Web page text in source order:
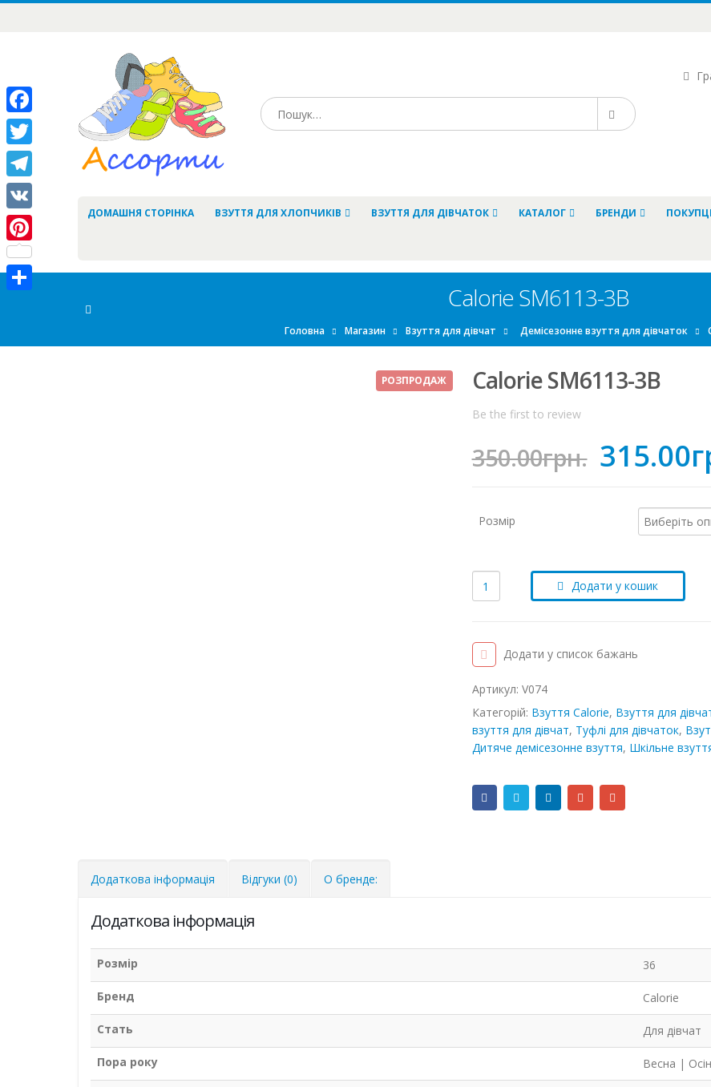
ДОМАШНЯ СТОРІНКА ВЗУТТЯ ДЛЯ ХЛОПЧИКІВ ВЗУТТЯ ДЛЯ ДІВЧАТОК КАТАЛОГ БРЕНДИ
Calorie SM6113-3B
Головна Магазин Взуття для дівчат Демісезонне взуття для дівчаток
РОЗПРОДАЖ Calorie SM6113-3B
Be the first to review
350.00грн. 315.00
Розмір
Додати у кошик
Додати у список бажань
Артикул: V074
Категорій: Взуття Calorie, Взуття для
взуття для дівчат, Туфлі для дівчаток,
Дитяче демісезонне взуття, Шкільне
Додаткова інформація Відгуки (0) О бренде:
Додаткова інформація
Розмір 36
Бренд Calorie
Стать Для дівчат
Пора року Весна |
Facebook
Twitter
Telegram
VK
Pinterest